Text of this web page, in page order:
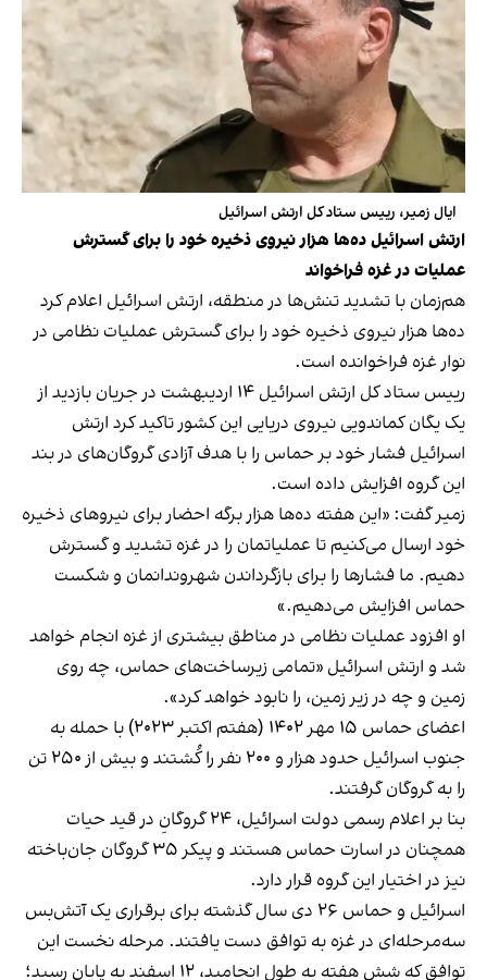
ایال زمیر، رییس ستاد کل ارتش اسرائیل
ارتش اسرائیل ده‌ها هزار نیروی ذخیره خود را برای گسترش
عملیات در غزه فراخواند
هم‌زمان با تشدید تنش‌ها در منطقه، ارتش اسرائیل اعلام کرد
ده‌ها هزار نیروی ذخیره خود را برای گسترش عملیات نظامی در
نوار غزه فراخوانده است.
رییس ستاد کل ارتش اسرائیل ۱۴ اردیبهشت در جریان بازدید از
یک یگان کماندویی نیروی دریایی این کشور تاکید کرد ارتش
اسرائیل فشار خود بر حماس را با هدف آزادی گروگان‌های در بند
این گروه افزایش داده است.
زمیر گفت: «این هفته ده‌ها هزار برگه احضار برای نیروهای ذخیره
خود ارسال می‌کنیم تا عملیاتمان را در غزه تشدید و گسترش
دهیم. ما فشارها را برای بازگرداندن شهروندانمان و شکست
حماس افزایش می‌دهیم.»
او افزود عملیات نظامی در مناطق بیشتری از غزه انجام خواهد
شد و ارتش اسرائیل «تمامی زیرساخت‌های حماس، چه روی
زمین و چه در زیر زمین، را نابود خواهد کرد».
اعضای حماس ۱۵ مهر ۱۴۰۲ (هفتم اکتبر ۲۰۲۳) با حمله به
جنوب اسرائیل حدود هزار و ۲۰۰ نفر را کُشتند و بیش از ۲۵۰ تن
را به گروگان گرفتند.
بنا بر اعلام رسمی دولت اسرائیل، ۲۴ گروگانِ در قید حیات
همچنان در اسارت حماس هستند و پیکر ۳۵ گروگان جان‌باخته
نیز در اختیار این گروه قرار دارد.
اسرائیل و حماس ۲۶ دی سال گذشته برای برقراری یک آتش‌بس
سه‌مرحله‌ای در غزه به توافق دست یافتند. مرحله نخست این
توافق که شش هفته به طول انجامید، ۱۲ اسفند به پایان رسید؛